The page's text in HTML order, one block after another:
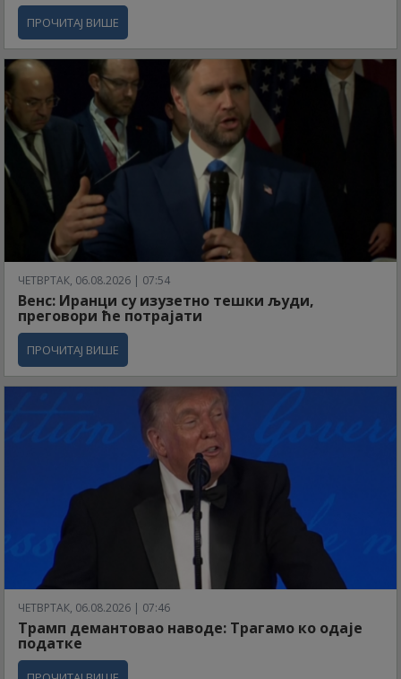
ПРОЧИТАЈ ВИШЕ
ЧЕТВРТАК, 06.08.2026 | 07:54
Венс: Иранци су изузетно тешки људи,
преговори ће потрајати
ПРОЧИТАЈ ВИШЕ
ЧЕТВРТАК, 06.08.2026 | 07:46
Трамп демантовао наводе: Трагамо ко одаје
податке